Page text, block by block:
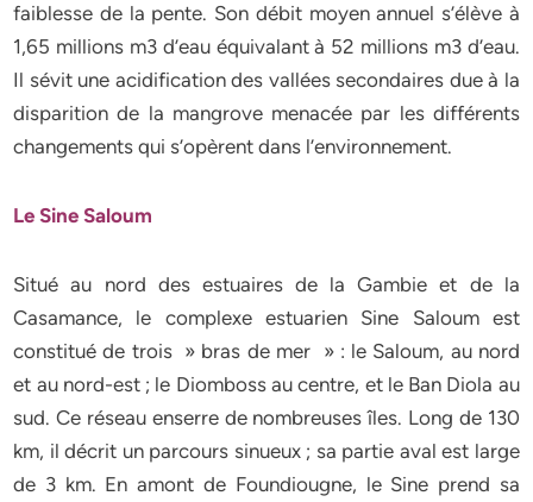
faiblesse de la pente. Son débit moyen annuel s’élève à
1,65 millions m3 d’eau équivalant à 52 millions m3 d’eau.
Il sévit une acidification des vallées secondaires due à la
disparition de la mangrove menacée par les différents
changements qui s’opèrent dans l’environnement.
Le Sine Saloum
Situé au nord des estuaires de la Gambie et de la
Casamance, le complexe estuarien Sine Saloum est
constitué de trois » bras de mer » : le Saloum, au nord
et au nord-est ; le Diomboss au centre, et le Ban Diola au
sud. Ce réseau enserre de nombreuses îles. Long de 130
km, il décrit un parcours sinueux ; sa partie aval est large
de 3 km. En amont de Foundiougne, le Sine prend sa